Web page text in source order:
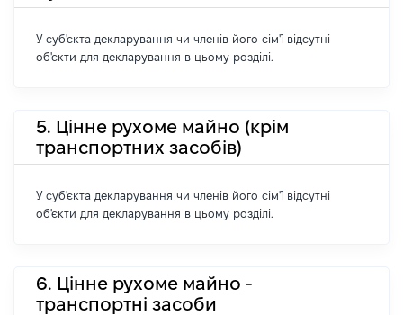
У суб'єкта декларування чи членів його сім'ї відсутні
об'єкти для декларування в цьому розділі.
5. Цінне рухоме майно (крім
транспортних засобів)
У суб'єкта декларування чи членів його сім'ї відсутні
об'єкти для декларування в цьому розділі.
6. Цінне рухоме майно -
транспортні засоби